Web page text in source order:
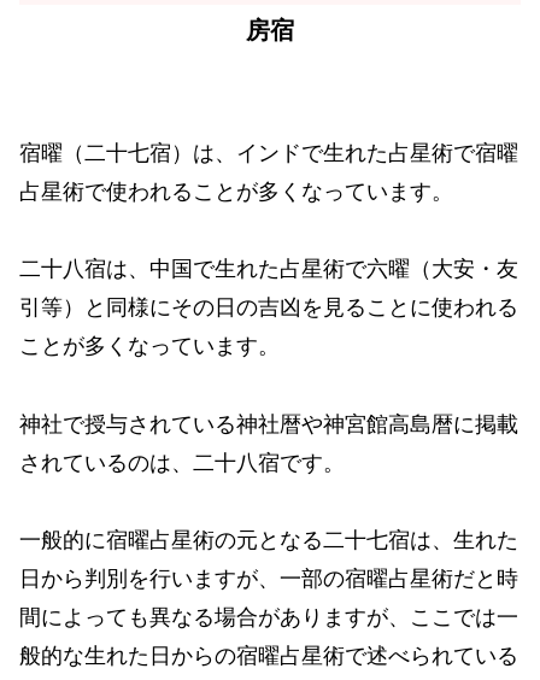
房宿
宿曜（二十七宿）は、インドで生れた占星術で宿曜
占星術で使われることが多くなっています。
二十八宿は、中国で生れた占星術で六曜（大安・友
引等）と同様にその日の吉凶を見ることに使われる
ことが多くなっています。
神社で授与されている神社暦や神宮館高島暦に掲載
されているのは、二十八宿です。
一般的に宿曜占星術の元となる二十七宿は、生れた
日から判別を行いますが、一部の宿曜占星術だと時
間によっても異なる場合がありますが、ここでは一
般的な生れた日からの宿曜占星術で述べられている